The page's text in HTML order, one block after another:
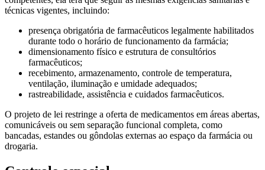
técnicas vigentes, incluindo:
presença obrigatória de farmacêuticos legalmente habilitados
durante todo o horário de funcionamento da farmácia;
dimensionamento físico e estrutura de consultórios
farmacêuticos;
recebimento, armazenamento, controle de temperatura,
ventilação, iluminação e umidade adequados;
rastreabilidade, assistência e cuidados farmacêuticos.
O projeto de lei restringe a oferta de medicamentos em áreas abertas,
comunicáveis ou sem separação funcional completa, como
bancadas, estandes ou gôndolas externas ao espaço da farmácia ou
drogaria.